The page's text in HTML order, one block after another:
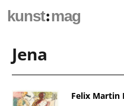
kunst:mag
Jena
Felix Martin